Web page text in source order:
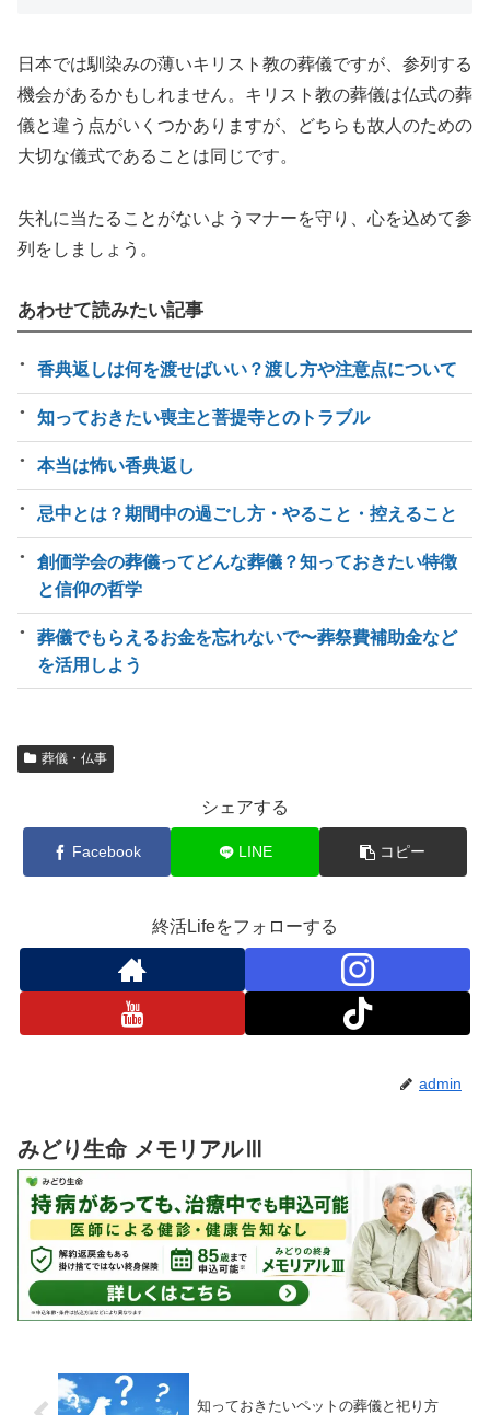
日本では馴染みの薄いキリスト教の葬儀ですが、参列する
機会があるかもしれません。キリスト教の葬儀は仏式の葬
儀と違う点がいくつかありますが、どちらも故人のための
大切な儀式であることは同じです。
失礼に当たることがないようマナーを守り、心を込めて参
列をしましょう。
あわせて読みたい記事
香典返しは何を渡せばいい？渡し方や注意点について
知っておきたい喪主と菩提寺とのトラブル
本当は怖い香典返し
忌中とは？期間中の過ごし方・やること・控えること
創価学会の葬儀ってどんな葬儀？知っておきたい特徴
と信仰の哲学
葬儀でもらえるお金を忘れないで〜葬祭費補助金など
を活用しよう
葬儀・仏事
シェアする
Facebook LINE コピー
終活Lifeをフォローする
admin
みどり生命 メモリアルⅢ
知っておきたいペットの葬儀と祀り方